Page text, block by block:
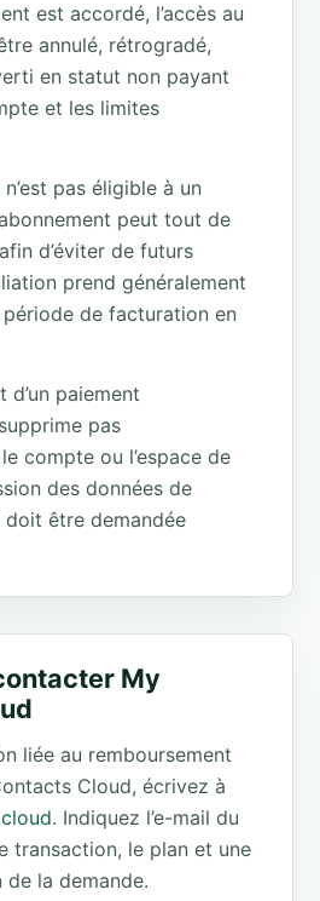
est accordé, l’accès au
annulé, rétrogradé,
en statut non payant
et les limites
pas éligible à un
peut tout de
d’éviter de futurs
prend généralement
de facturation en
d’un paiement
pas
compte ou l’espace de
des données de
doit être demandée
My
liée au remboursement
Cloud, écrivez à
. Indiquez l’e-mail du
transaction, le plan et une
la demande.